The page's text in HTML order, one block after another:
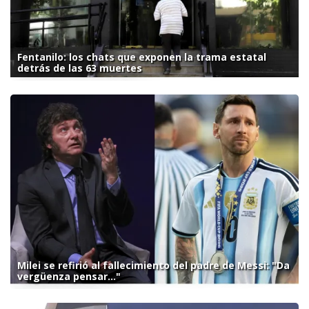
Fentanilo: los chats que exponen la trama estatal
detrás de las 63 muertes
Milei se refirió al fallecimiento del padre de Messi: "Da
vergüenza pensar..."